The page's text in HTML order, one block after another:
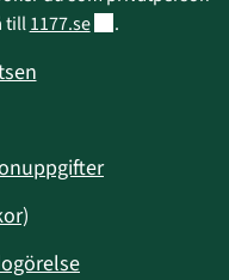
till 1177.seLänk till annan
.